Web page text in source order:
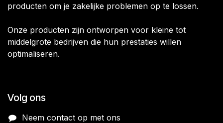
producten om je zakelijke problemen op te lossen.
Onze producten zijn ontworpen voor kleine tot
middelgrote bedrijven die hun prestaties willen
optimaliseren.
Volg ons
Neem contact op met ons